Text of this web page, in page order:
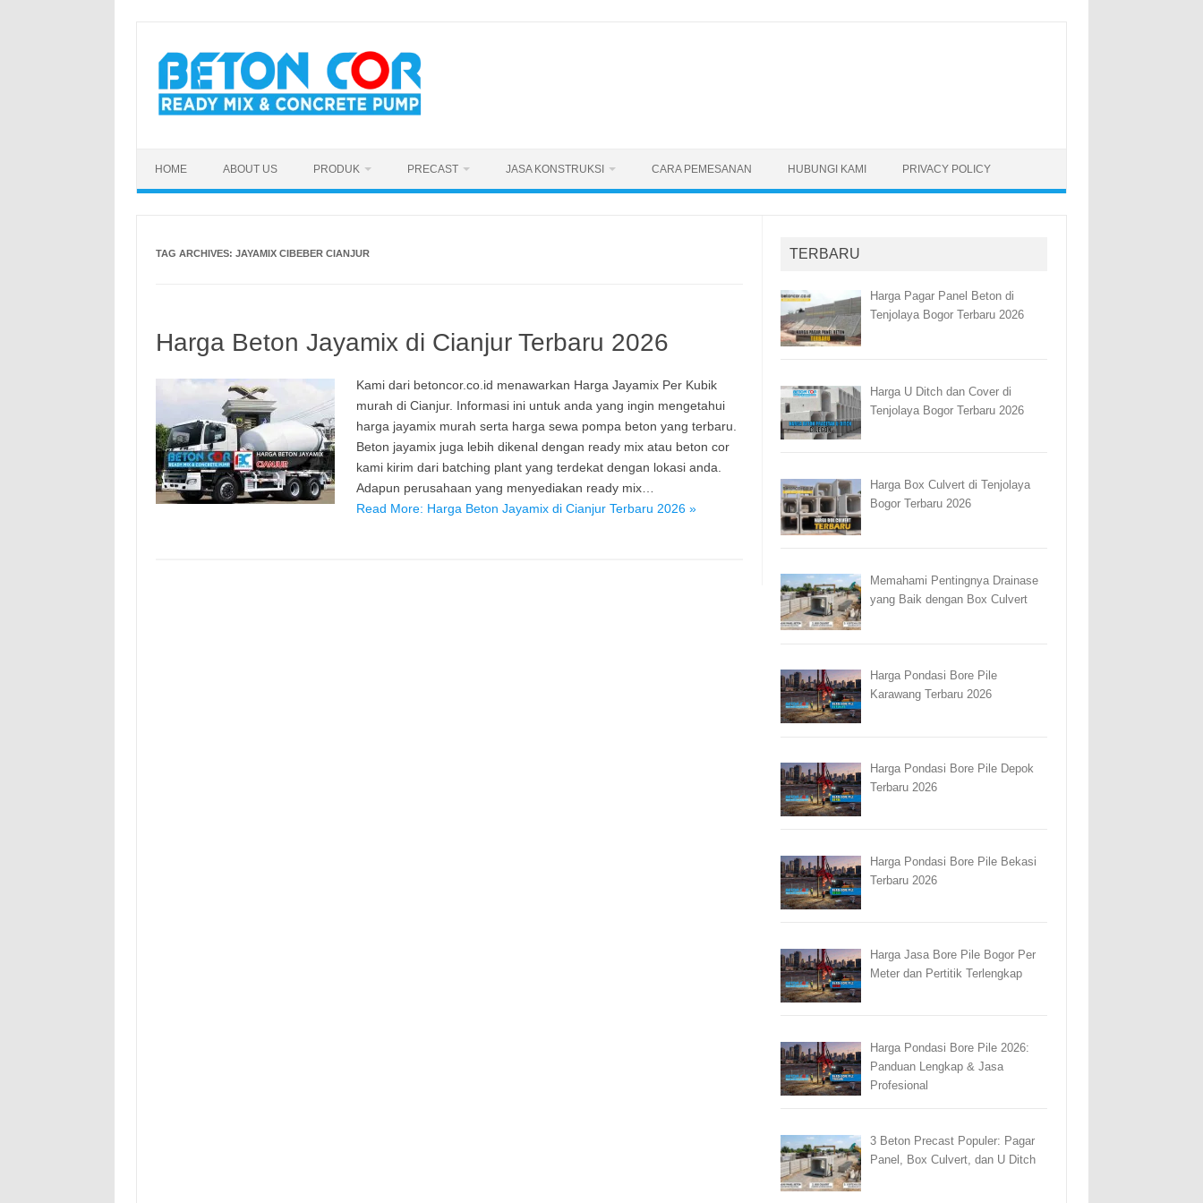
content
HOME ABOUT US PRODUK PRECAST JASA KONSTRUKSI CARA PEMESANAN HUBUNGI KAMI PRIVACY POLICY
TAG ARCHIVES: JAYAMIX CIBEBER CIANJUR
Harga Beton Jayamix di Cianjur Terbaru 2026
Kami dari betoncor.co.id menawarkan Harga Jayamix Per Kubik
murah di Cianjur. Informasi ini untuk anda yang ingin mengetahui
harga jayamix murah serta harga sewa pompa beton yang terbaru.
Beton jayamix juga lebih dikenal dengan ready mix atau beton cor
kami kirim dari batching plant yang terdekat dengan lokasi anda.
Adapun perusahaan yang menyediakan ready mix…
Read More: Harga Beton Jayamix di Cianjur Terbaru 2026 »
TERBARU
Harga Pagar Panel Beton di
Tenjolaya Bogor Terbaru 2026
Harga U Ditch dan Cover di
Tenjolaya Bogor Terbaru 2026
Harga Box Culvert di Tenjolaya
Bogor Terbaru 2026
Memahami Pentingnya Drainase
yang Baik dengan Box Culvert
Harga Pondasi Bore Pile
Karawang Terbaru 2026
Harga Pondasi Bore Pile Depok
Terbaru 2026
Harga Pondasi Bore Pile Bekasi
Terbaru 2026
Harga Jasa Bore Pile Bogor Per
Meter dan Pertitik Terlengkap
Harga Pondasi Bore Pile 2026:
Panduan Lengkap & Jasa
Profesional
3 Beton Precast Populer: Pagar
Panel, Box Culvert, dan U Ditch